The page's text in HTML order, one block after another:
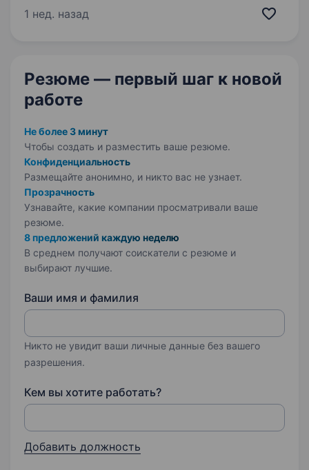
1 нед. назад
Резюме — первый шаг к новой
работе
Не более 3 минут
Чтобы создать и разместить ваше резюме.
Конфиденциальность
Размещайте анонимно, и никто вас не узнает.
Прозрачность
Узнавайте, какие компании просматривали ваше
резюме.
8 предложений каждую неделю
В среднем получают соискатели с резюме и
выбирают лучшие.
Ваши имя и фамилия
Никто не увидит ваши личные данные без вашего
разрешения.
Кем вы хотите работать?
Добавить должность